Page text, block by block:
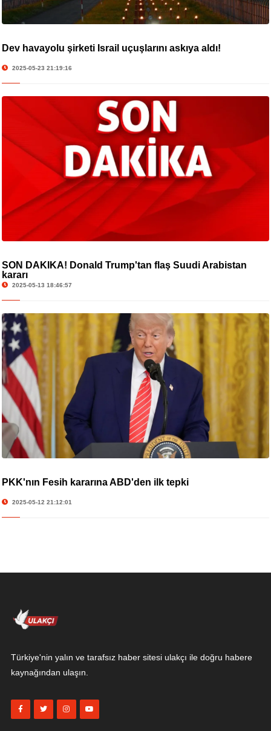
Dev havayolu şirketi İsrail uçuşlarını askıya aldı!
2025-05-23 21:19:16
SON DAKİKA! Donald Trump'tan flaş Suudi Arabistan
kararı
2025-05-13 18:46:57
PKK'nın Fesih kararına ABD'den ilk tepki
2025-05-12 21:12:01
Türkiye'nin yalın ve tarafsız haber sitesi ulakçı ile doğru habere
kaynağından ulaşın.